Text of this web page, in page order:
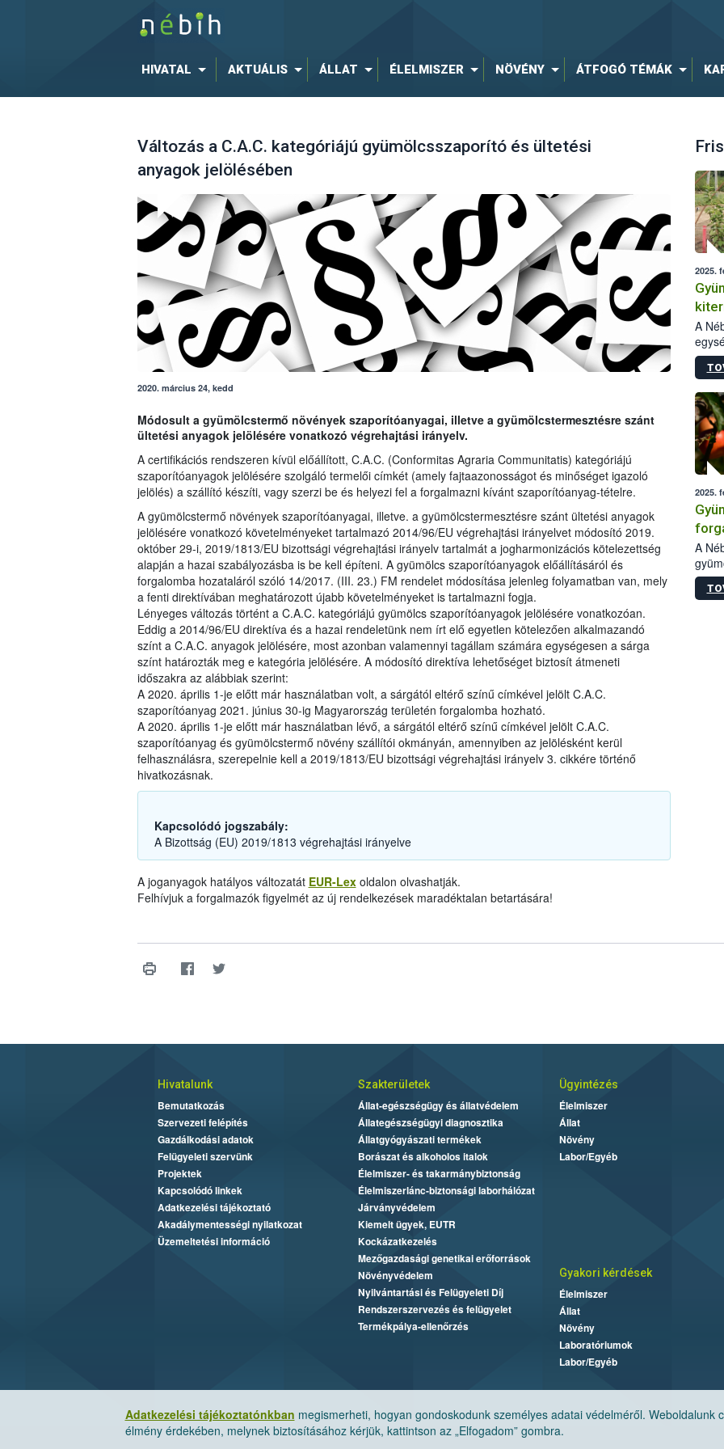
HIVATAL AKTUÁLIS ÁLLAT ÉLELMISZER NÖVÉNY ÁTFOGÓ TÉMÁK
Változás a C.A.C. kategóriájú gyümölcsszaporító és ültetési
anyagok jelölésében
2020. március 24, kedd
Módosult a gyümölcstermő növények szaporítóanyagai, illetve a gyümölcstermesztésre szánt
ültetési anyagok jelölésére vonatkozó végrehajtási irányelv.
A certifikációs rendszeren kívül előállított, C.A.C. (Conformitas Agraria Communitatis) kategóriájú
szaporítóanyagok jelölésére szolgáló termelői címkét (amely fajtaazonosságot és minőséget igazoló
jelölés) a szállító készíti, vagy szerzi be és helyezi fel a forgalmazni kívánt szaporítóanyag-tételre.
A gyümölcstermő növények szaporítóanyagai, illetve. a gyümölcstermesztésre szánt ültetési anyagok
jelölésére vonatkozó követelményeket tartalmazó 2014/96/EU végrehajtási irányelvet módosító 2019.
október 29-i, 2019/1813/EU bizottsági végrehajtási irányelv tartalmát a jogharmonizációs kötelezettség
alapján a hazai szabályozásba is be kell építeni. A gyümölcs szaporítóanyagok előállításáról és
forgalomba hozataláról szóló 14/2017. (III. 23.) FM rendelet módosítása jelenleg folyamatban van, mely
a fenti direktívában meghatározott újabb követelményeket is tartalmazni fogja.
Lényeges változás történt a C.A.C. kategóriájú gyümölcs szaporítóanyagok jelölésére vonatkozóan.
Eddig a 2014/96/EU direktíva és a hazai rendeletünk nem írt elő egyetlen kötelezően alkalmazandó
színt a C.A.C. anyagok jelölésére, most azonban valamennyi tagállam számára egységesen a sárga
színt határozták meg e kategória jelölésére. A módosító direktíva lehetőséget biztosít átmeneti
időszakra az alábbiak szerint:
A 2020. április 1-je előtt már használatban volt, a sárgától eltérő színű címkével jelölt C.A.C.
szaporítóanyag 2021. június 30-ig Magyarország területén forgalomba hozható.
A 2020. április 1-je előtt már használatban lévő, a sárgától eltérő színű címkével jelölt C.A.C.
szaporítóanyag és gyümölcstermő növény szállítói okmányán, amennyiben az jelölésként kerül
felhasználásra, szerepelnie kell a 2019/1813/EU bizottsági végrehajtási irányelv 3. cikkére történő
hivatkozásnak.
Kapcsolódó jogszabály:
A Bizottság (EU) 2019/1813 végrehajtási irányelve
A joganyagok hatályos változatát EUR-Lexoldalon olvashatják.
Felhívjuk a forgalmazók figyelmét az új rendelkezések maradéktalan betartására!
2025.
A
való
2025.
A
Adatkezelési tájékoztatónkban megismerheti, hogyan gondoskodunk személyes adatai védelméről. Weboldalunk
élmény érdekében, melynek biztosításához kérjük, kattintson az „Elfogadom” gombra.
Hivatalunk
Bemutatkozás
Szervezeti felépítés
Gazdálkodási adatok
Felügyeleti szervünk
Projektek
Kapcsolódó linkek
Adatkezelési tájékoztató
Akadálymentességi nyilatkozat
Üzemeltetési információ
Szakterületek
Állat-egészségügy és állatvédelem
Állategészségügyi diagnosztika
Állatgyógyászati termékek
Borászat és alkoholos italok
Élelmiszer- és takarmánybiztonság
Élelmiszerlánc-biztonsági laborhálózat
Járványvédelem
Kiemelt ügyek, EUTR
Kockázatkezelés
Mezőgazdasági genetikai erőforrások
Növényvédelem
Nyilvántartási és Felügyeleti Díj
Rendszerszervezés és felügyelet
Termékpálya-ellenőrzés
Ügyintézés
Élelmiszer
Állat
Növény
Labor/Egyéb
Gyakori kérdések
Élelmiszer
Állat
Növény
Laboratóriumok
Labor/Egyéb